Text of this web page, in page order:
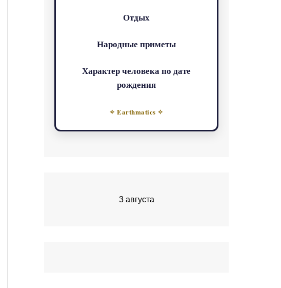
Отдых
Народные приметы
Характер человека по дате
рождения
✧ Earthmatics ✧
3 августа